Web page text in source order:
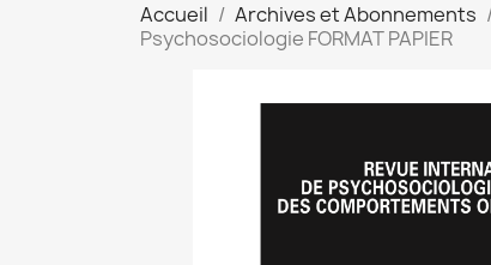
Accueil Archives et Abonnements
Psychosociologie FORMAT PAPIER